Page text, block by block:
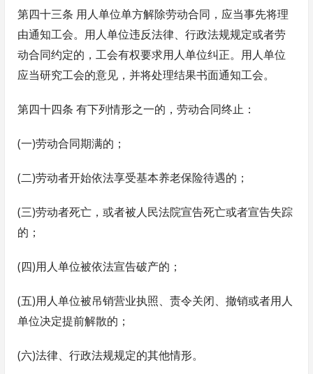
第四十三条 用人单位单方解除劳动合同，应当事先将理
由通知工会。用人单位违反法律、行政法规规定或者劳
动合同约定的，工会有权要求用人单位纠正。用人单位
应当研究工会的意见，并将处理结果书面通知工会。
第四十四条 有下列情形之一的，劳动合同终止：
(一)劳动合同期满的；
(二)劳动者开始依法享受基本养老保险待遇的；
(三)劳动者死亡，或者被人民法院宣告死亡或者宣告失踪
的；
(四)用人单位被依法宣告破产的；
(五)用人单位被吊销营业执照、责令关闭、撤销或者用人
单位决定提前解散的；
(六)法律、行政法规规定的其他情形。